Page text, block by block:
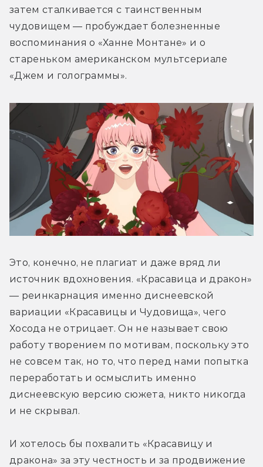
затем сталкивается с таинственным
чудовищем — пробуждает болезненные
воспоминания о «Ханне Монтане» и о
стареньком американском мультсериале
«Джем и голограммы».
Это, конечно, не плагиат и даже вряд ли
источник вдохновения. «Красавица и дракон»
— реинкарнация именно диснеевской
вариации «Красавицы и Чудовища», чего
Хосода не отрицает. Он не называет свою
работу творением по мотивам, поскольку это
не совсем так, но то, что перед нами попытка
переработать и осмыслить именно
диснеевскую версию сюжета, никто никогда
и не скрывал.
И хотелось бы похвалить «Красавицу и
дракона» за эту честность и за продвижение